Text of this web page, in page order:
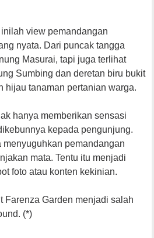
view pemandangan
nyata. Dari puncak tangga
Masurai, tapi juga terlihat
Sumbing dan deretan biru bukit
hijau tanaman pertanian warga.
hanya memberikan sensasi
kepada pengunjung.
menyuguhkan pemandangan
mata. Tentu itu menjadi
foto atau konten kekinian.
Farenza Garden menjadi salah
(*)